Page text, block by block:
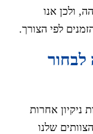
ולכן אנו
לפי הצורך.
לבחור
ניקיון אחרות
שלנו